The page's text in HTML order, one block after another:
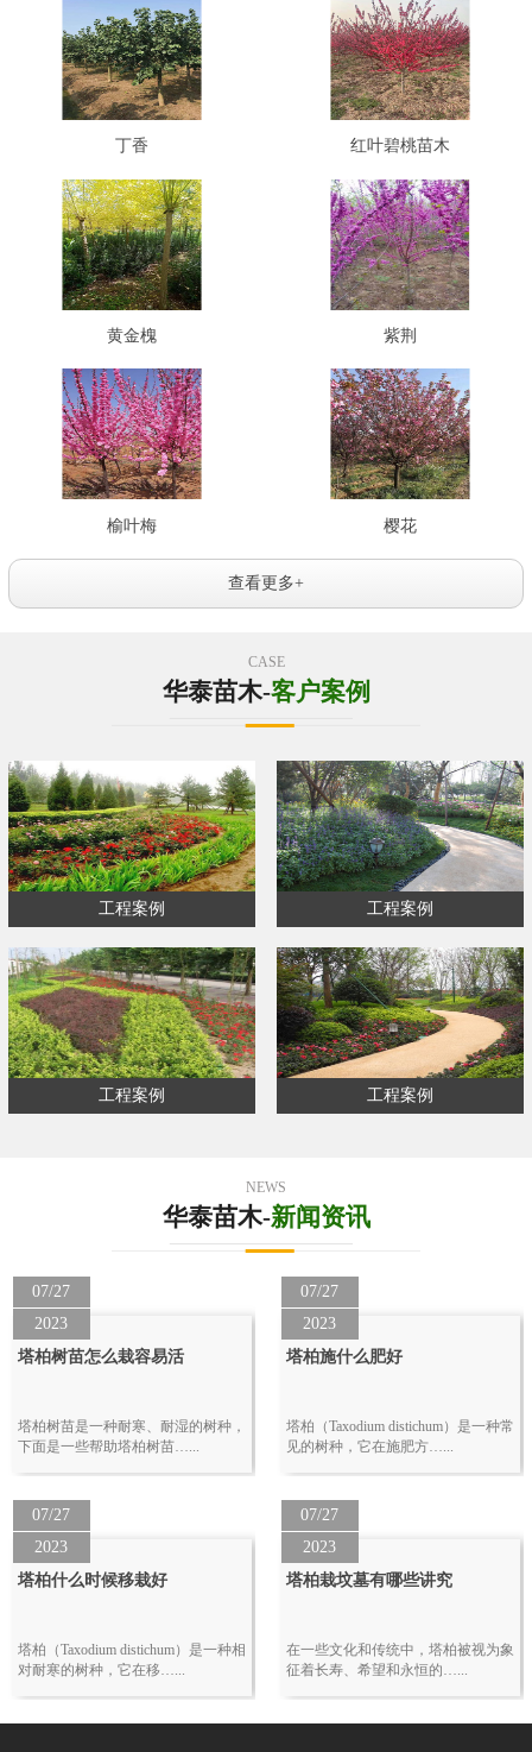
丁香 红叶碧桃苗木
黄金槐 紫荆
榆叶梅 樱花
查看更多+
CASE
华泰苗木-客户案例
工程案例 工程案例
工程案例 工程案例
NEWS
华泰苗木-新闻资讯
07/27
2023
塔柏树苗怎么栽容易活
塔柏树苗是一种耐寒、耐湿的树种，
下面是一些帮助塔柏树苗…...
07/27
2023
塔柏施什么肥好
塔柏（Taxodium distichum）是一种常
见的树种，它在施肥方…...
07/27
2023
塔柏什么时候移栽好
塔柏（Taxodium distichum）是一种相
对耐寒的树种，它在移…...
07/27
2023
塔柏栽坟墓有哪些讲究
在一些文化和传统中，塔柏被视为象
征着长寿、希望和永恒的…...